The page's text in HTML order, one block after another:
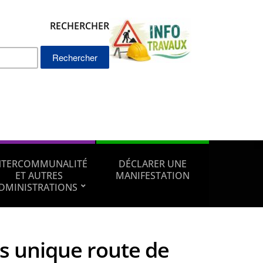
RECHERCHER
Rechercher :
ET AUTRES
DÉCLARER UNE
MANIFESTATION
unique route de